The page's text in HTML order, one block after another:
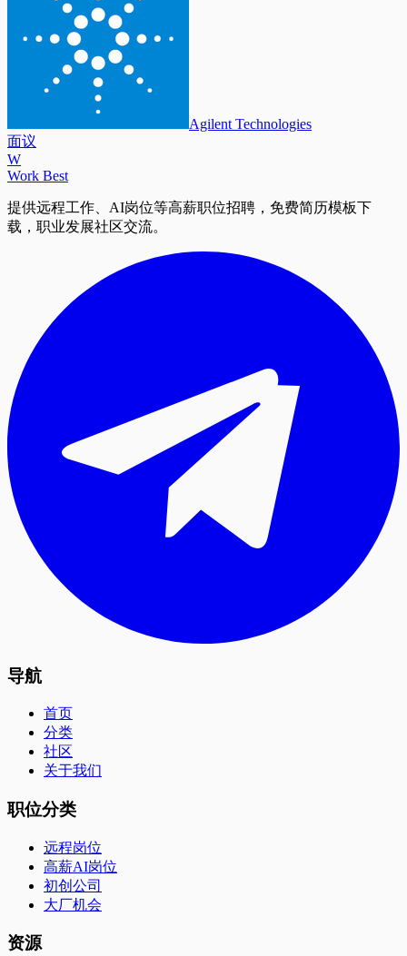
Agilent Technologies
面议
W
Work Best
提供远程工作、AI岗位等高薪职位招聘，免费简历模板下
载，职业发展社区交流。
导航
首页
分类
社区
关于我们
职位分类
远程岗位
高薪AI岗位
初创公司
大厂机会
资源